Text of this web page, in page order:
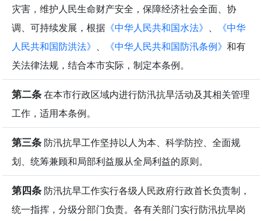
灾害，维护人民生命财产安全，保障经济社会全面、协
调、可持续发展，根据 《中华人民共和国水法》 、
《中华
人民共和国防洪法》 、 《中华人民共和国防汛条例》 和有
关法律法规，结合本市实际，制定本条例。
第二条在本市行政区域内进行防汛抗旱活动及其相关管理
工作，适用本条例。
第三条 防汛抗旱工作坚持以人为本、科学防控、全面规
划、统筹兼顾和局部利益服从全局利益的原则。
第四条 防汛抗旱工作实行各级人民政府行政首长负责制，
统一指挥，分级分部门负责。各有关部门实行防汛抗旱岗